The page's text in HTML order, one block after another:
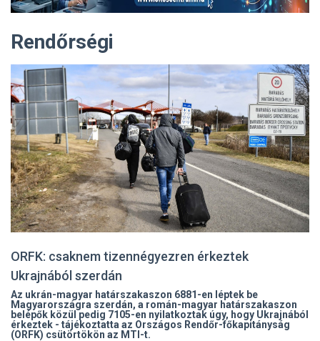
Rendőrségi
ORFK: csaknem tizennégyezren érkeztek
Ukrajnából szerdán
Az ukrán-magyar határszakaszon 6881-en léptek be
Magyarországra szerdán, a román-magyar határszakaszon
belépők közül pedig 7105-en nyilatkoztak úgy, hogy Ukrajnából
érkeztek - tájékoztatta az Országos Rendőr-főkapitányság
(ORFK) csütörtökön az MTI-t.